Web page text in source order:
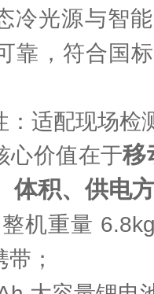
冷光源与智
靠，符合国
：适配现场检
心价值在于移
体积、供电
机重量
；